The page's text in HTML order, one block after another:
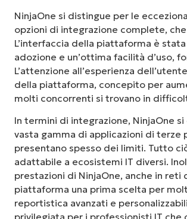
NinjaOne si distingue per le
opzioni di integrazione complete,
L’interfaccia della piattaforma è
adozione e un’ottima facilità d’uso,
L’attenzione all’esperienza
della piattaforma, concepito per
molti concorrenti si trovano in
In termini di integrazione, NinjaOne
vasta gamma di applicazioni di terze
presentano spesso dei limiti. Tutto
adattabile a ecosistemi IT diversi.
prestazioni di NinjaOne, anche in
piattaforma una prima scelta per
reportistica avanzati e
"NinjaOne è
fluida a potenti
dell'interfaccia non
sono indicati
usare."
Ryan Reiffenberger
Reiffenberger.NET